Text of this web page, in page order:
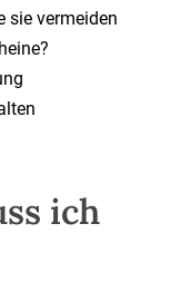
sie vermeiden
ich